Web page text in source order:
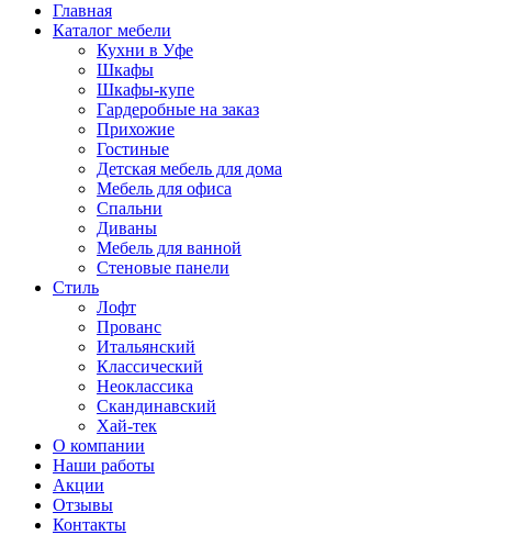
Главная
Каталог мебели
Кухни в Уфе
Шкафы
Шкафы-купе
Гардеробные на заказ
Прихожие
Гостиные
Детская мебель для дома
Мебель для офиса
Спальни
Диваны
Мебель для ванной
Стеновые панели
Стиль
Лофт
Прованс
Итальянский
Классический
Неоклассика
Скандинавский
Хай-тек
О компании
Наши работы
Акции
Отзывы
Контакты